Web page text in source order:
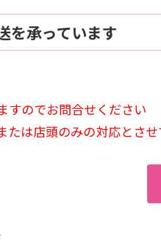
を承っています
すのでお問合せください
は店頭のみの対応とさせ